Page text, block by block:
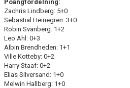
Poängfördelning:
Zachris Lindberg: 5+0
Sebastial Heinegren: 3+0
Robin Svanberg: 1+2
Leo Ahl: 0+3
Albin Brendheden: 1+1
Ville Kotteby: 0+2
Harry Staaf: 0+2
Elias Silversand: 1+0
Melwin Hallberg: 1+0